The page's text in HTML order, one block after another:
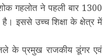
गहलोत ने पहली बार 1300
इससे उच्च शिक्षा के क्षेत्र में
के प्रमुख राजकीय डूंगर एवं